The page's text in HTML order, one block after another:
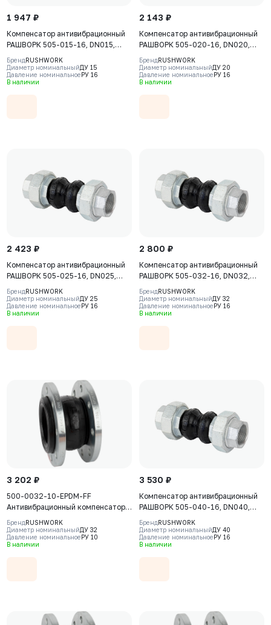
1 947 ₽
Компенсатор антивибрационный
РАШВОРК 505-015-16, DN015,
PN16, корпус - EPDM+Nylon,
резьбовое соединение - ковкий
чугун, ВР/ВР
БрендRUSHWORK
Диаметр номинальныйДУ 15
Давление номинальноеРУ 16
В наличии
2 143 ₽
Компенсатор антивибрационный
РАШВОРК 505-020-16, DN020,
PN16, корпус - EPDM+Nylon,
резьбовое соединение - ковкий
чугун, ВР/ВР
БрендRUSHWORK
Диаметр номинальныйДУ 20
Давление номинальноеРУ 16
В наличии
2 423 ₽
Компенсатор антивибрационный
РАШВОРК 505-025-16, DN025,
PN16, корпус - EPDM+Nylon,
резьбовое соединение - ковкий
чугун, ВР/ВР
БрендRUSHWORK
Диаметр номинальныйДУ 25
Давление номинальноеРУ 16
В наличии
2 800 ₽
Компенсатор антивибрационный
РАШВОРК 505-032-16, DN032,
PN16, корпус - EPDM+Nylon,
резьбовое соединение - ковкий
чугун, ВР/ВР
БрендRUSHWORK
Диаметр номинальныйДУ 32
Давление номинальноеРУ 16
В наличии
3 202 ₽
500-0032-10-EPDM-FF
Антивибрационный компенсатор
фланцевый Rushwork, DN32 PN10,
Т макс 110С
БрендRUSHWORK
Диаметр номинальныйДУ 32
Давление номинальноеРУ 10
В наличии
3 530 ₽
Компенсатор антивибрационный
РАШВОРК 505-040-16, DN040,
PN16, корпус - EPDM+Nylon,
резьбовое соединение - ковкий
чугун, ВР/ВР
БрендRUSHWORK
Диаметр номинальныйДУ 40
Давление номинальноеРУ 16
В наличии